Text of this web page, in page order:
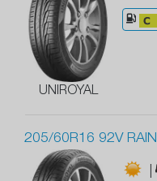
UNIROYAL
205/60R16 92V
|